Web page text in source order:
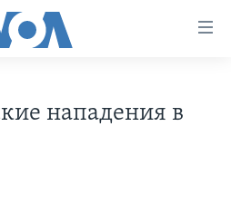
нападения в